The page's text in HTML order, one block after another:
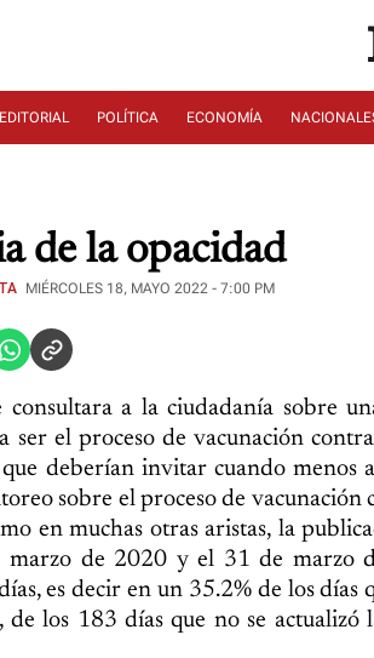
EDITORIAL POLÍTICA ECONOMÍA
de la opacidad
MIÉRCOLES 18, MAYO 2022 - 7:00 PM
consultara a la ciudadanía sobre
ser el proceso de vacunación
que deberían invitar cuando
sobre el proceso de
en muchas otras aristas, la
de 2020 y el 31 de marzo
es decir en un 35.2% de los
los 183 días que no se actualizó